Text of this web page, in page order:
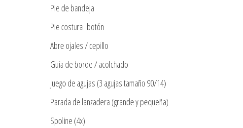
Pie de bandeja
Pie costura botón
Abre ojales / cepillo
Guía de borde / acolchado
Juego de agujas (3 agujas tamaño 90/14)
Parada de lanzadera (grande y pequeña)
Spoline (4x)